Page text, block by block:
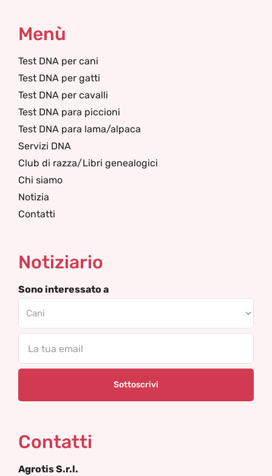
Menù
Test DNA per cani
Test DNA per gatti
Test DNA per cavalli
Test DNA para piccioni
Test DNA para lama/alpaca
Servizi DNA
Club di razza/Libri genealogici
Chi siamo
Notizia
Contatti
Notiziario
Sono interessato a
Contatti
Agrotis S.r.l.